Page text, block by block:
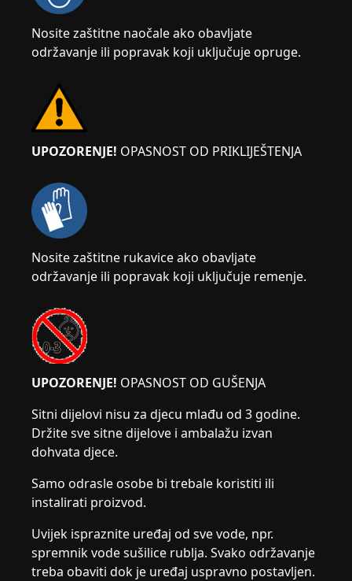
Nosite zaštitne naočale ako obavljate
održavanje ili popravak koji uključuje opruge.
UPOZORENJE! OPASNOST OD PRIKLIJEŠTENJA
Nosite zaštitne rukavice ako obavljate
održavanje ili popravak koji uključuje remenje.
UPOZORENJE! OPASNOST OD GUŠENJA
Sitni dijelovi nisu za djecu mlađu od 3 godine.
Držite sve sitne dijelove i ambalažu izvan
dohvata djece.
Samo odrasle osobe bi trebale koristiti ili
instalirati proizvod.
Uvijek ispraznite uređaj od sve vode, npr.
spremnik vode sušilice rublja. Svako održavanje
treba obaviti dok je uređaj uspravno postavljen.